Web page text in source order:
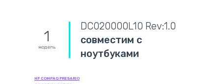
1
модель
DC020000L10 Rev:1.0
совместим с
ноутбуками
HP COMPAQ PRESARIO